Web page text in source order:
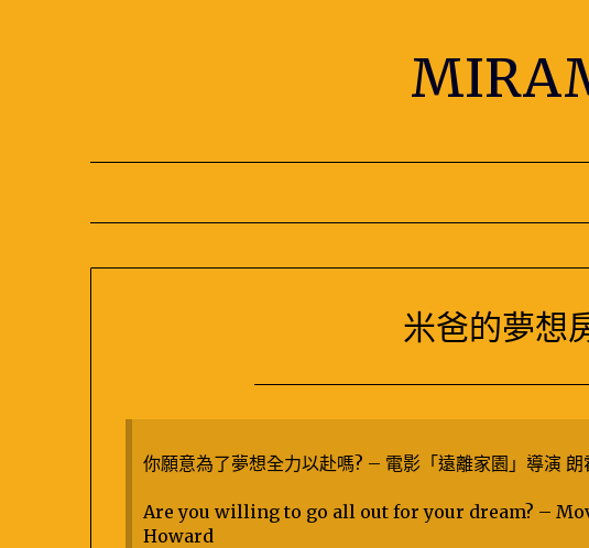
米爸的夢想
2024-
26
媽
你願意為了夢想全力以赴嗎? – 電影「遠離家園」導演 朗
Are you willing to go all out for your dream? –
Howard